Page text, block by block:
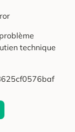
technique